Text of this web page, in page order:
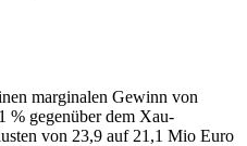
marginalen Gewinn von
% gegenüber dem Xau-
von 23,9 auf 21,1 Mio Euro